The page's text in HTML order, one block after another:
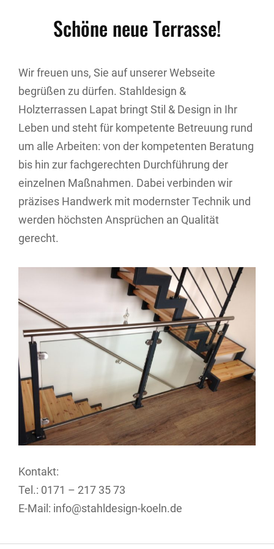
Schöne neue Terrasse!
Wir freuen uns, Sie auf unserer Webseite
begrüßen zu dürfen. Stahldesign &
Holzterrassen Lapat bringt Stil & Design in Ihr
Leben und steht für kompetente Betreuung rund
um alle Arbeiten: von der kompetenten Beratung
bis hin zur fachgerechten Durchführung der
einzelnen Maßnahmen. Dabei verbinden wir
präzises Handwerk mit modernster Technik und
werden höchsten Ansprüchen an Qualität
gerecht.
Kontakt:
Tel.: 0171 – 217 35 73
E-Mail: info@stahldesign-koeln.de